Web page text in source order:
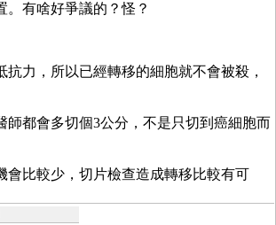
。有啥好爭議的？怪？
抗力，所以已經轉移的細胞就不會被殺，
師都會多切個3公分，不是只切到癌細胞而
會比較少，切片檢查造成轉移比較有可